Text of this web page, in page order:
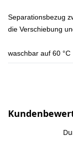
Separationsbezug
die Verschiebung
waschbar auf 60 °C